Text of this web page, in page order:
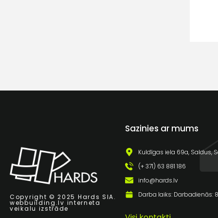
Copyright © 2025 Hards SIA.
webbuilding.lv interneta
veikalu izstrāde
Sazinies ar mums
Kuldīgas iela 69a, Saldus,
(+ 371) 63 881 186
info@hards.lv
Darba laiks: Darbadienās: